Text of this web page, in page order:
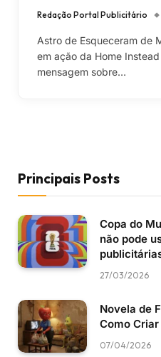
Redação Portal Publicitário
Astro de Esqueceram de
em ação da Home
mensagem sobre…
Principais Posts
Copa do
não pode
27/03/2026
Novela de
Como Criar
07/04/2026